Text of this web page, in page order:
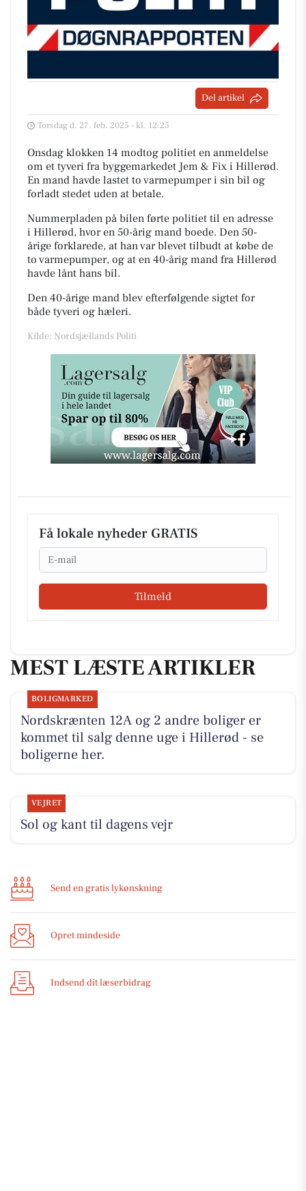
Del artikel
Torsdag d. 27. feb. 2025 - kl. 12:25
Onsdag klokken 14 modtog politiet en anmeldelse
om et tyveri fra byggemarkedet Jem & Fix i Hillerød.
En mand havde lastet to varmepumper i sin bil og
forladt stedet uden at betale.
Nummerpladen på bilen førte politiet til en adresse
i Hillerød, hvor en 50-årig mand boede. Den 50-
årige forklarede, at han var blevet tilbudt at købe de
to varmepumper, og at en 40-årig mand fra Hillerød
havde lånt hans bil.
Den 40-årige mand blev efterfølgende sigtet for
både tyveri og hæleri.
Kilde: Nordsjællands Politi
Få lokale nyheder GRATIS
Email
Tilmeld
MEST LÆSTE ARTIKLER
BOLIGMARKED
Nordskrænten 12A og 2 andre boliger er
kommet til salg denne uge i Hillerød - se
boligerne her.
VEJRET
Sol og kant til dagens vejr
Send en gratis lykønskning
Opret mindeside
Indsend dit læserbidrag